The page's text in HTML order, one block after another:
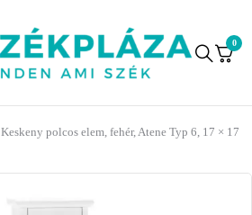
0
Keskeny polcos elem, fehér, Atene Typ 6, 17 × 17